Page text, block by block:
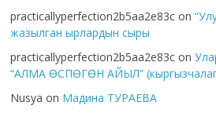
practicallyperfection2b5aa2e83c on
жазылган ырлардын сыры
practicallyperfection2b5aa2e83c on
“АЛМА ӨСПӨГӨН АЙЫЛ”
Nusya on Мадина ТУРАЕВА